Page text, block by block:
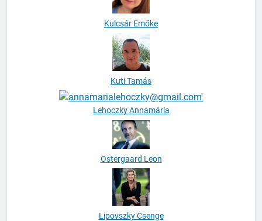
Kulcsár Emőke
Kuti Tamás
Lehoczky Annamária
Ostergaard Leon
Lipovszky Csenge